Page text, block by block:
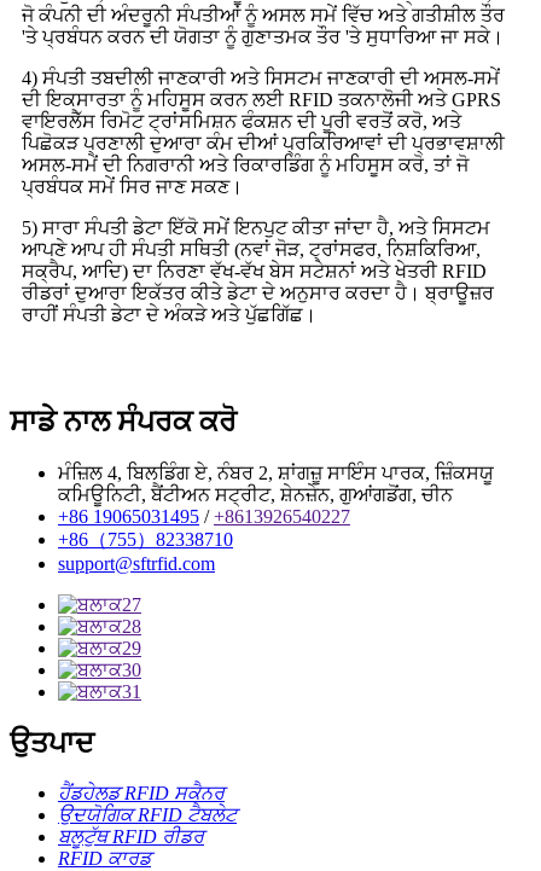
ਜੋ ਕੰਪਨੀ ਦੀ ਅੰਦਰੂਨੀ ਸੰਪਤੀਆਂ ਨੂੰ ਅਸਲ ਸਮੇਂ ਵਿੱਚ ਅਤੇ ਗਤੀਸ਼ੀਲ ਤੌਰ
'ਤੇ ਪ੍ਰਬੰਧਨ ਕਰਨ ਦੀ ਯੋਗਤਾ ਨੂੰ ਗੁਣਾਤਮਕ ਤੌਰ 'ਤੇ ਸੁਧਾਰਿਆ ਜਾ ਸਕੇ।
4) ਸੰਪਤੀ ਤਬਦੀਲੀ ਜਾਣਕਾਰੀ ਅਤੇ ਸਿਸਟਮ ਜਾਣਕਾਰੀ ਦੀ ਅਸਲ-ਸਮੇਂ
ਦੀ ਇਕਸਾਰਤਾ ਨੂੰ ਮਹਿਸੂਸ ਕਰਨ ਲਈ RFID ਤਕਨਾਲੋਜੀ ਅਤੇ GPRS
ਵਾਇਰਲੈੱਸ ਰਿਮੋਟ ਟ੍ਰਾਂਸਮਿਸ਼ਨ ਫੰਕਸ਼ਨ ਦੀ ਪੂਰੀ ਵਰਤੋਂ ਕਰੋ, ਅਤੇ
ਪਿਛੋਕੜ ਪ੍ਰਣਾਲੀ ਦੁਆਰਾ ਕੰਮ ਦੀਆਂ ਪ੍ਰਕਿਰਿਆਵਾਂ ਦੀ ਪ੍ਰਭਾਵਸ਼ਾਲੀ
ਅਸਲ-ਸਮੇਂ ਦੀ ਨਿਗਰਾਨੀ ਅਤੇ ਰਿਕਾਰਡਿੰਗ ਨੂੰ ਮਹਿਸੂਸ ਕਰੋ, ਤਾਂ ਜੋ
ਪ੍ਰਬੰਧਕ ਸਮੇਂ ਸਿਰ ਜਾਣ ਸਕਣ।
5) ਸਾਰਾ ਸੰਪਤੀ ਡੇਟਾ ਇੱਕੋ ਸਮੇਂ ਇਨਪੁਟ ਕੀਤਾ ਜਾਂਦਾ ਹੈ, ਅਤੇ ਸਿਸਟਮ
ਆਪਣੇ ਆਪ ਹੀ ਸੰਪਤੀ ਸਥਿਤੀ (ਨਵਾਂ ਜੋੜ, ਟ੍ਰਾਂਸਫਰ, ਨਿਸ਼ਕਿਰਿਆ,
ਸਕ੍ਰੈਪ, ਆਦਿ) ਦਾ ਨਿਰਣਾ ਵੱਖ-ਵੱਖ ਬੇਸ ਸਟੇਸ਼ਨਾਂ ਅਤੇ ਖੇਤਰੀ RFID
ਰੀਡਰਾਂ ਦੁਆਰਾ ਇਕੱਤਰ ਕੀਤੇ ਡੇਟਾ ਦੇ ਅਨੁਸਾਰ ਕਰਦਾ ਹੈ। ਬ੍ਰਾਊਜ਼ਰ
ਰਾਹੀਂ ਸੰਪਤੀ ਡੇਟਾ ਦੇ ਅੰਕੜੇ ਅਤੇ ਪੁੱਛਗਿੱਛ।
ਸਾਡੇ ਨਾਲ ਸੰਪਰਕ ਕਰੋ
ਮੰਜ਼ਿਲ 4, ਬਿਲਡਿੰਗ ਏ, ਨੰਬਰ 2, ਸ਼ਾਂਗਜ਼ੂ ਸਾਇੰਸ ਪਾਰਕ, ​​ਜ਼ਿੰਕਸਯੂ
ਕਮਿਊਨਿਟੀ, ਬੈਂਟੀਅਨ ਸਟ੍ਰੀਟ, ਸ਼ੇਨਜ਼ੇਨ, ਗੁਆਂਗਡੋਂਗ, ਚੀਨ
+86 19065031495 /+8613926540227
+86（755）82338710
support@sftrfid.com
ਉਤਪਾਦ
ਹੈਂਡਹੇਲਡ RFID ਸਕੈਨਰ
ਉਦਯੋਗਿਕ RFID ਟੈਬਲੇਟ
ਬਲੂਟੁੱਥ RFID ਰੀਡਰ
RFID ਕਾਰਡ